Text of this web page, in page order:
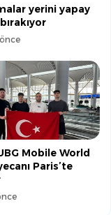
yerini yapay
Mobile World
Paris’te